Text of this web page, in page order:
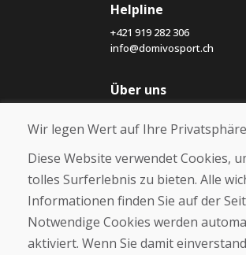
Helpline
+421 919 282 306
info@domivosport.ch
Über uns
Über uns
Kontakt
Kaufen
E-Shop
Geschäftsbedingungen
Wir legen Wert auf Ihre Privatsphäre
Diese Website verwendet Cookies,
tolles Surferlebnis zu bieten. Alle
Informationen finden Sie auf der
Notwendige Cookies werden
aktiviert. Wenn Sie damit